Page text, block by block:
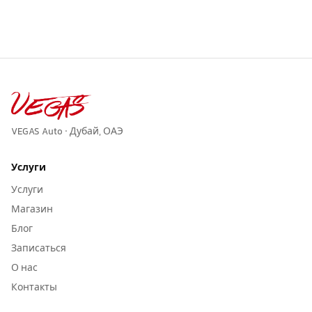
VEGAS Auto · Дубай, ОАЭ
Услуги
Услуги
Магазин
Блог
Записаться
О нас
Контакты